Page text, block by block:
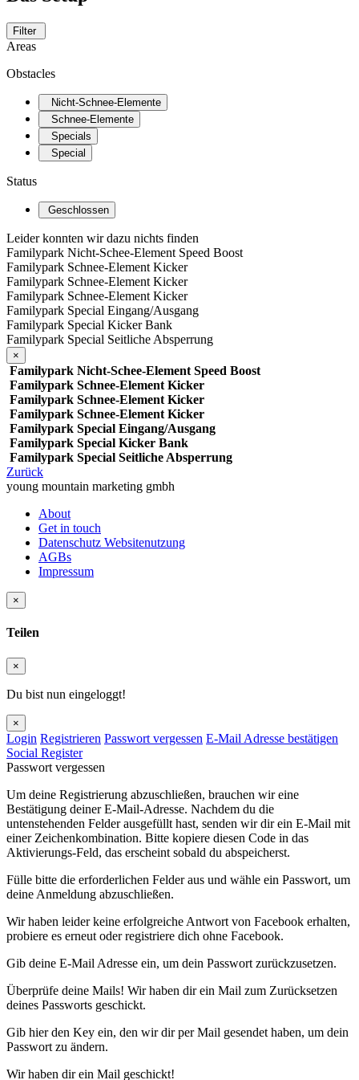
Filter
Areas
Obstacles
Nicht-Schnee-Elemente
Schnee-Elemente
Specials
Special
Status
Geschlossen
Leider konnten wir dazu nichts finden
Familypark Nicht-Schee-Element Speed Boost
Familypark Schnee-Element Kicker
Familypark Schnee-Element Kicker
Familypark Schnee-Element Kicker
Familypark Special Eingang/Ausgang
Familypark Special Kicker Bank
Familypark Special Seitliche Absperrung
×
Familypark Nicht-Schee-Element Speed Boost
Familypark Schnee-Element Kicker
Familypark Schnee-Element Kicker
Familypark Schnee-Element Kicker
Familypark Special Eingang/Ausgang
Familypark Special Kicker Bank
Familypark Special Seitliche Absperrung
Zurück
young mountain marketing gmbh
About
Get in touch
Datenschutz Websitenutzung
AGBs
Impressum
×
Teilen
×
Du bist nun eingeloggt!
×
Login Registrieren Passwort vergessen E-Mail Adresse bestätigen
Social Register
Passwort vergessen
Um deine Registrierung abzuschließen, brauchen wir eine
Bestätigung deiner E-Mail-Adresse. Nachdem du die
untenstehenden Felder ausgefüllt hast, senden wir dir ein E-Mail mit
einer Zeichenkombination. Bitte kopiere diesen Code in das
Aktivierungs-Feld, das erscheint sobald du abspeicherst.
Fülle bitte die erforderlichen Felder aus und wähle ein Passwort, um
deine Anmeldung abzuschließen.
Wir haben leider keine erfolgreiche Antwort von Facebook erhalten,
probiere es erneut oder registriere dich ohne Facebook.
Gib deine E-Mail Adresse ein, um dein Passwort zurückzusetzen.
Überprüfe deine Mails! Wir haben dir ein Mail zum Zurücksetzen
deines Passworts geschickt.
Gib hier den Key ein, den wir dir per Mail gesendet haben, um dein
Passwort zu ändern.
Wir haben dir ein Mail geschickt!